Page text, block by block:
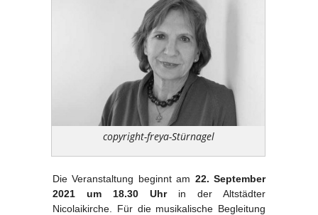
copyright-freya-Stürnagel
Die Veranstaltung beginnt am 22. September
2021 um 18.30 Uhrin der Altstädter
Nicolaikirche. Für die musikalische Begleitung